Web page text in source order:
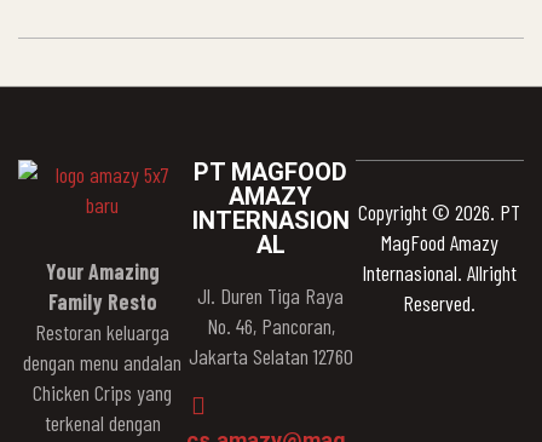
PT MAGFOOD
AMAZY
INTERNASION
AL
Jl. Duren Tiga Raya
No. 46, Pancoran,
Jakarta Selatan 12760
Your Amazing
Family Resto
Restoran keluarga
dengan menu andalan
Chicken Crips yang
terkenal dengan
Copyright © 2026. PT
MagFood Amazy
Internasional. Allright
Reserved.